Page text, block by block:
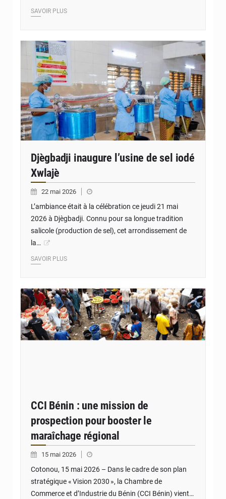
SAVOIR PLUS
Djègbadji inaugure l’usine de sel iodé
Xwlajè
22 mai 2026
L’ambiance était à la célébration ce jeudi 21 mai
2026 à Djègbadji. Connu pour sa longue tradition
salicole (production de sel), cet arrondissement de
la…
SAVOIR PLUS
CCI Bénin : une mission de
prospection pour booster le
maraîchage régional
15 mai 2026
Cotonou, 15 mai 2026 – Dans le cadre de son plan
stratégique « Vision 2030 », la Chambre de
Commerce et d’Industrie du Bénin (CCI Bénin) vient…